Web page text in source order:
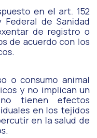
en el art. 152
de Sanidad
de registro o
de acuerdo con los
o consumo animal
y no implican un
tienen efectos
en los tejidos
en la salud de